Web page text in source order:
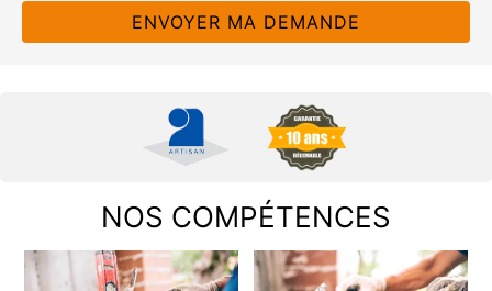
NOS COMPÉTENCES